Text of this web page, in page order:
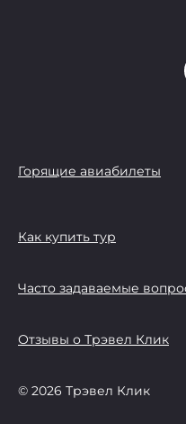
Горящие авиабилеты
Как купить тур
Часто задаваемые
Отзывы о Трэвел Клик
© 2026 Трэвел Клик